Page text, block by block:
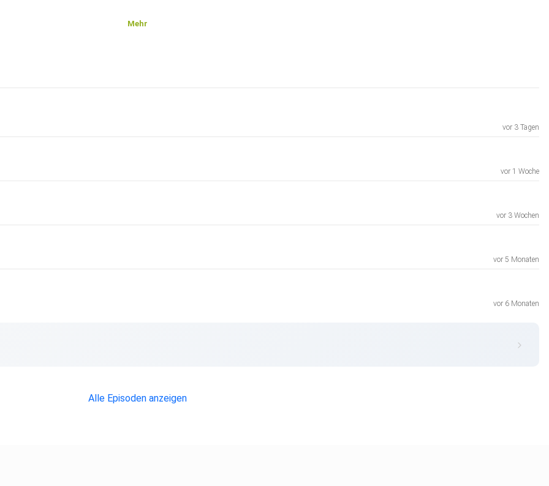
Mehr
vor 3 Tagen
vor 1 Woche
vor 3 Wochen
vor 5 Monaten
vor 6 Monaten
Alle Episoden anzeigen